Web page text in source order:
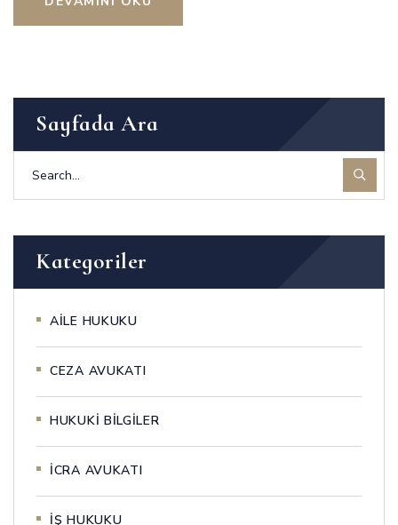
Sayfada Ara
Kategoriler
AİLE HUKUKU
CEZA AVUKATI
HUKUKİ BİLGİLER
İCRA AVUKATI
İŞ HUKUKU